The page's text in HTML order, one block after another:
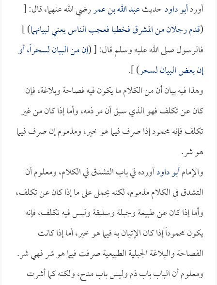
أوردأبو داودحديثعبد الله بن عمررضي الله عنهما، قال: [
(قدم رجلان من المشرق فخطبا فعجب الناس يعني لبيانهما) ]
فالرسول صلى الله عليه وسلم قال: [ (إن من البيان لسحراً، أو
إن بعض البيان لسحر) ].
وهذا فيه بيان أن من الكلام ما يكون فيه فصاحة وبلاغة، فإن
كان عن تكلف فهو الذي سبق أن مر ذمه، وأما إذا كان من غير
تكلف فإنه محمود إذا صرف فيما هو خير، ومذموم إن صرف فيما
هو شر.
والإمامأبو داودأورده في باب التشدق في الكلام، ومعلوم أن
التشدق في الكلام مذموم، لكنه يحمل على ما إذا كان عن تكلف،
وأما إذا كان عن طبيعة وجبلة وسليقة وليس فيه تكلف، فإنه
يكون محموداً إذا كان الإتيان به فيما هو خير، أما إذا كانت
الفصاحة والبلاغة الجبلية الطبيعية صرفت فيما هو شر فهي شر.
ومعلوم أن الباب باب ذم وليس باب مدح، ولكنه كما أشرت